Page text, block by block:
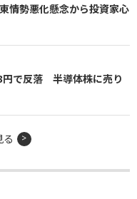
情勢悪化懸念から投資家心
円で反落 半導体株に売り
る